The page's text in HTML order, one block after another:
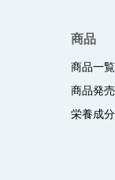
商品
商品一覧
商品発
栄養成